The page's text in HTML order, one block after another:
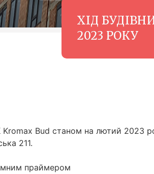
ХІД
2023 РОКУ
Bud станом на лютий 2023
211.
праймером